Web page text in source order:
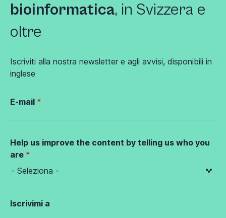
bioinformatica, in Svizzera e
oltre
Iscriviti alla nostra newsletter e agli avvisi, disponibili in
inglese
E-mail
Help us improve the content by telling us who you
are
Iscrivimi a